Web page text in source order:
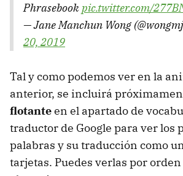
Phrasebookpic.twitter.com/
— Jane Manchun Wong
20, 2019
Tal y como podemos ver en la
anterior, se incluirá
flotanteen el apartado de
traductor de Google para ver los
palabras y su traducción como
tarjetas. Puedes verlas por